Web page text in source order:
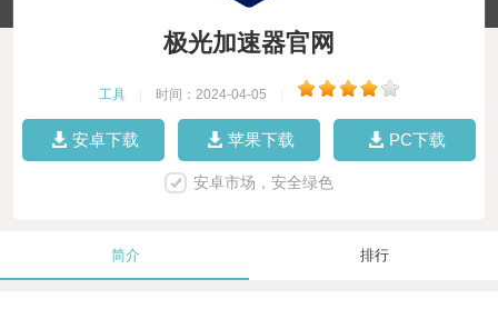
极光加速器官网
工具 时间：2024-04-05
安卓下载 苹果下载 PC下载
安卓市场，安全绿色
简介 排行